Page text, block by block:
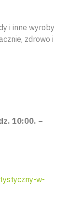
i inne wyroby
zdrowo i
10:00. –
w-